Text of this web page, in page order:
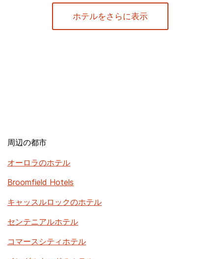
ホテルをさらに表示
周辺の都市
オーロラのホテル
Broomfield Hotels
キャッスルロックのホテル
センテニアルホテル
コマースシティホテル